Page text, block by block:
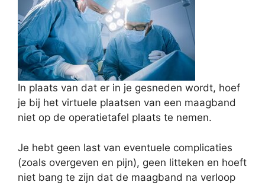
In plaats van dat er in je gesneden wordt, hoef
je bij het virtuele plaatsen van een maagband
niet op de operatietafel plaats te nemen.
Je hebt geen last van eventuele complicaties
(zoals overgeven en pijn), geen litteken en hoeft
niet bang te zijn dat de maagband na verloop